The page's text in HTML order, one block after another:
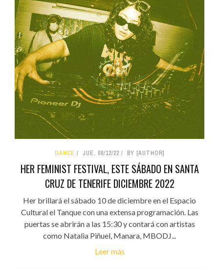
DANCE JUE, 08/12/22 BY [AUTHOR]
HER FEMINIST FESTIVAL, ESTE SÁBADO EN SANTA
CRUZ DE TENERIFE DICIEMBRE 2022
Her brillará el sábado 10 de diciembre en el Espacio
Cultural el Tanque con una extensa programación. Las
puertas se abrirán a las 15:30 y contará con artistas
como Natalia Piñuel, Manara, MBODJ...
Leer más